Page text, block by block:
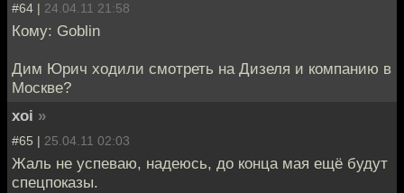
#64 | 24.04.11 21:58
Кому: Goblin
Дим Юрич ходили смотреть на Дизеля и компанию в
Москве?
xoi »
#65 | 25.04.11 02:03
Жаль не успеваю, надеюсь, до конца мая ещё будут
спецпоказы.